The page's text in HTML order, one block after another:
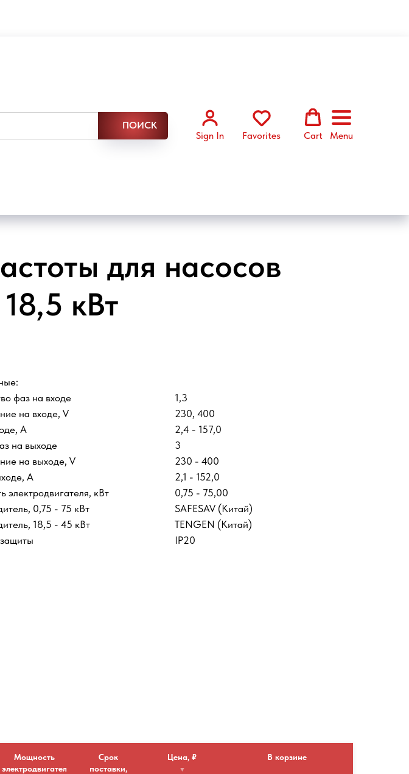
ПОИСК
Sign In
Favorites Cart Menu
для насосов
кВт
фаз на входе
на входе, V
A
на выходе
на выходе, V
A
электродвигателя, кВт
0,75 - 75 кВт
18,5 - 45 кВт
1,3
230, 400
2,4 - 157,0
3
230 - 400
2,1 - 152,0
0,75 - 75,00
SAFESAV (Китай)
TENGEN (Китай)
IP20
Мощность
электродвигател
Срок
поставки,
Цена, ₽ В корзине